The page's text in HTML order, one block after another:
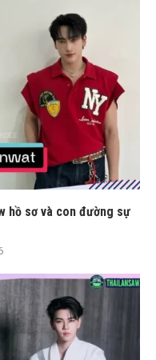
hồ sơ và con đường sự